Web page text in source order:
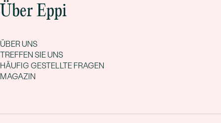
Über Eppi
ÜBER UNS
TREFFEN SIE UNS
HÄUFIG GESTELLTE FRAGEN
MAGAZIN